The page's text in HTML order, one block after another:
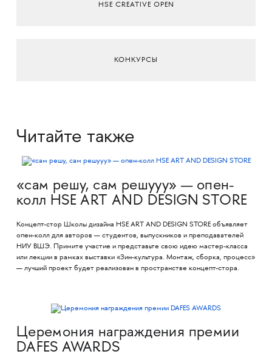
HSE CREATIVE OPEN
КОНКУРСЫ
Читайте также
«сам решу, сам решууу» — опен-
колл HSE ART AND DESIGN STORE
Концепт-стор Школы дизайна HSE ART AND DESIGN STORE объявляет
опен-колл для авторов — студентов, выпускников и преподавателей
НИУ ВШЭ. Примите участие и представьте свою идею мастер-класса
или лекции в рамках выставки «Зин-культура. Монтаж, сборка, процесс»
— лучший проект будет реализован в пространстве концепт-стора.
Церемония награждения премии
DAFES AWARDS